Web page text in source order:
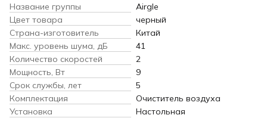
Название группы
Airgle
Цвет товара
черный
Страна-изготовитель
Китай
Макс. уровень шума, дБ
41
Количество скоростей
2
Мощность, Вт
9
Срок службы, лет
5
Комплектация
Очиститель воздуха
Установка
Настольная